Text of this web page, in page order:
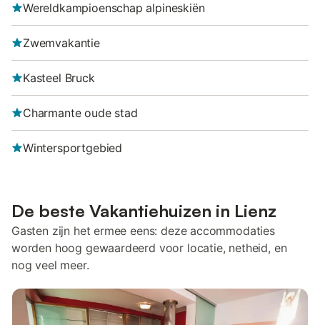
Wereldkampioenschap alpineskiën
Zwemvakantie
Kasteel Bruck
Charmante oude stad
Wintersportgebied
De beste Vakantiehuizen in Lienz
Gasten zijn het ermee eens: deze accommodaties
worden hoog gewaardeerd voor locatie, netheid, en
nog veel meer.